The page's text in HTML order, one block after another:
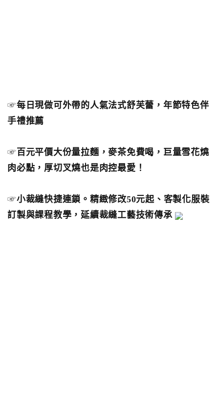
☞每日現做可外帶的人氣法式舒芙蕾，年節特色伴
手禮推薦
☞ 百元平價大份量拉麵，麥茶免費喝，巨量雪花燒
肉必點，厚切叉燒也是肉控最愛！
☞小裁縫快捷連鎖。精緻修改50元起、客製化服裝
訂製與課程教學，延續裁縫工藝技術傳承